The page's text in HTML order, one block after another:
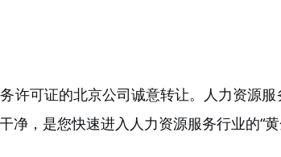
许可证的北京公司诚意转让。人力资源
，是您快速进入人力资源服务行业的“黄